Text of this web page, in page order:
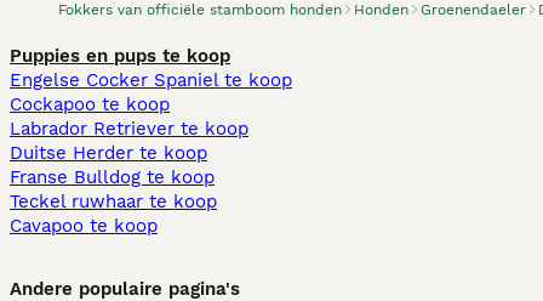
Fokkers van officiële stamboom honden Honden Groenendaeler
Puppies en pups te koop
Engelse Cocker Spaniel te koop
Cockapoo te koop
Labrador Retriever te koop
Duitse Herder te koop
Franse Bulldog te koop
Teckel ruwhaar te koop
Cavapoo te koop
Andere populaire pagina's